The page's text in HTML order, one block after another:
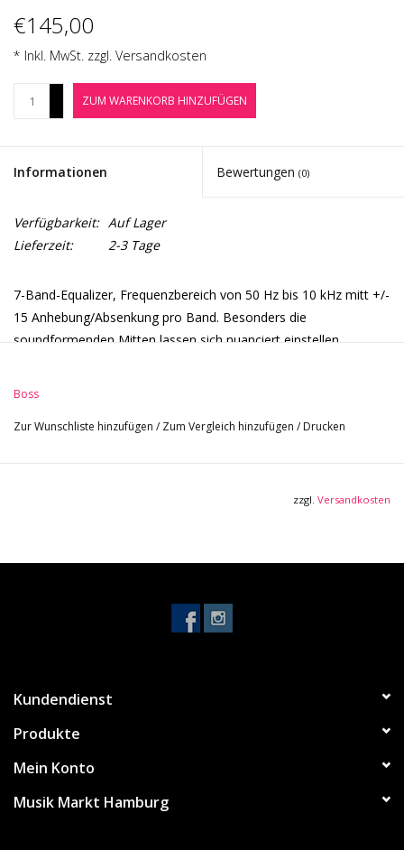
Noten-Zubehör
Jobbörse
€145,00
* Inkl. MwSt. zzgl. Versandkosten
ZUM WARENKORB HINZUFÜGEN
Informationen Bewertungen (0)
Verfügbarkeit: Auf Lager
Lieferzeit:
2-3 Tage
7-Band-Equalizer, Frequenzbereich von 50 Hz bis 10 kHz mitt +/-
15 Anhebung/Absenkung pro Band. Besonders die
soundformenden Mitten lassen sich nuanciert einstellen.
Regler: Equalizer Control Knobs (50, 120, 400, 500, 45 k, 10
Stromverbrauch: 16 mA (DC9V)
Boss
Zur Wunschliste hinzufügen / Zum Vergleich hinzufügen / Drucken
zzgl. Versandkosten
Kundendienst
Produkte
Mein Konto
Musik Markt Hamburg